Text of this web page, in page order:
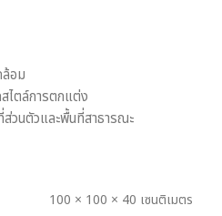
อม
ไตล์การตกแต่ง
ส่วนตัวและพื้นที่สาธารณะ
100 × 100 × 40 เซนติเมตร